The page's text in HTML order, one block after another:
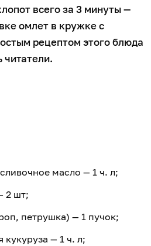
всего за 3 минуты —
омлет в кружке с
рецептом этого блюда
читатели.
масло — 1 ч. л;
2 шт;
петрушка) — 1 пучок;
кукуруза — 1 ч. л;